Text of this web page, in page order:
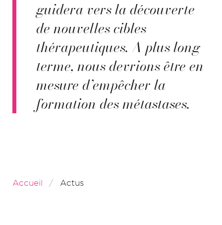
guidera vers la découverte
de nouvelles cibles
thérapeutiques. A plus long
terme, nous devrions être en
mesure d’empêcher la
formation des métastases.
Accueil Actus